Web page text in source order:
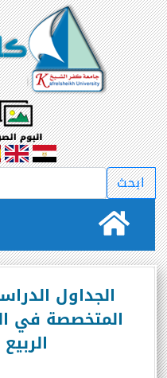
الجداول
المتخصصة في
الربيع 2023-2024